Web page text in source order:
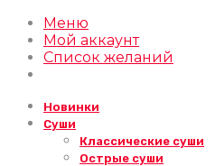
Меню
Мой аккаунт
Список желаний
Новинки
Суши
Классические суши
Острые суши